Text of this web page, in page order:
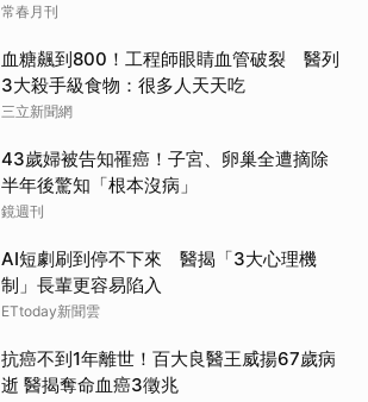
常春月刊
血糖飆到800！工程師眼睛血管破裂 醫列
3大殺手級食物：很多人天天吃
三立新聞網
43歲婦被告知罹癌！子宮、卵巢全遭摘除
半年後驚知「根本沒病」
鏡週刊
AI短劇刷到停不下來 醫揭「3大心理機
制」長輩更容易陷入
ETtoday新聞雲
抗癌不到1年離世！百大良醫王威揚67歲病
逝 醫揭奪命血癌3徵兆